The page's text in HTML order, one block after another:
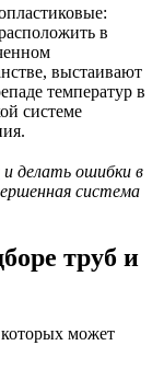
в
выстаивают
температур в
системе
и делать ошибки в
система
труб и
может